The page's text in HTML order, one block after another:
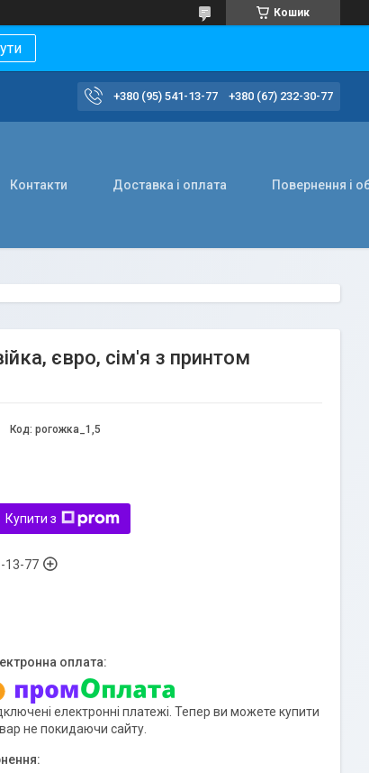
Кошик
+380 (95) 541-13-77 +380 (67) 232-30-77
Контакти Доставка і оплата Повернення і
євро, сім'я з принтом
Код: рогожка_1,5
Купити з
13-77
електронні платежі. Тепер ви можете купити
не покидаючи сайту.